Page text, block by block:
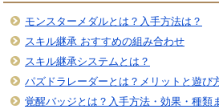
モンスターメダルとは？入手方法は？
スキル継承 おすすめの組み合わせ
スキル継承システムとは？
パズドラレーダーとは？メリットと遊び
覚醒バッジとは？入手方法・効果・種類